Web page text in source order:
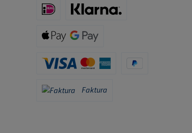
Faktura
Faktura